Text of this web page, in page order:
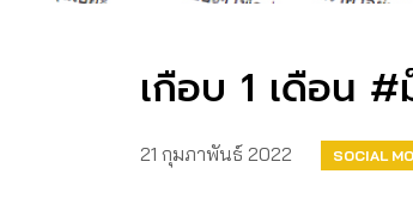
เกือบ 1 เดือน
21 กุมภาพันธ์ 2022
SOCIAL